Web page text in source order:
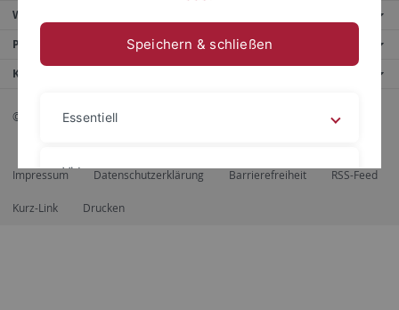
Weitere Angebote
Portale
Kontaktinfo
© 2026 Eberhard Karls Universität Tübingen, Tübingen
Impressum Datenschutzerklärung Barrierefreiheit RSS-Feed
Kurz-Link Drucken
Speichern & schließen
Essentiell
Videos